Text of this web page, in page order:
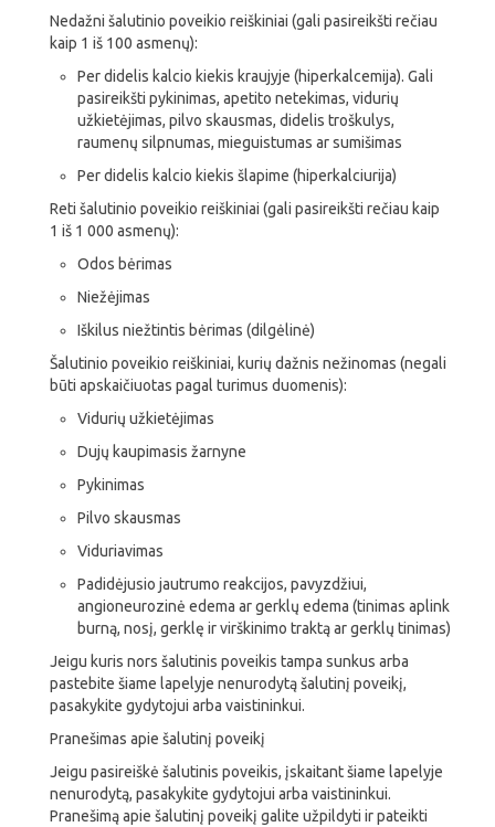
Nedažni šalutinio poveikio reiškiniai (gali pasireikšti rečiau
kaip 1 iš 100 asmenų):
Per didelis kalcio kiekis kraujyje (hiperkalcemija). Gali
pasireikšti pykinimas, apetito netekimas, vidurių
užkietėjimas, pilvo skausmas, didelis troškulys,
raumenų silpnumas, mieguistumas ar sumišimas
Per didelis kalcio kiekis šlapime (hiperkalciurija)
Reti šalutinio poveikio reiškiniai (gali pasireikšti rečiau kaip
1 iš 1 000 asmenų):
Odos bėrimas
Niežėjimas
Iškilus niežtintis bėrimas (dilgėlinė)
Šalutinio poveikio reiškiniai, kurių dažnis nežinomas (negali
būti apskaičiuotas pagal turimus duomenis):
Vidurių užkietėjimas
Dujų kaupimasis žarnyne
Pykinimas
Pilvo skausmas
Viduriavimas
Padidėjusio jautrumo reakcijos, pavyzdžiui,
angioneurozinė edema ar gerklų edema (tinimas aplink
burną, nosį, gerklę ir virškinimo traktą ar gerklų tinimas)
Jeigu kuris nors šalutinis poveikis tampa sunkus arba
pastebite šiame lapelyje nenurodytą šalutinį poveikį,
pasakykite gydytojui arba vaistininkui.
Pranešimas apie šalutinį poveikį
Jeigu pasireiškė šalutinis poveikis, įskaitant šiame lapelyje
nenurodytą, pasakykite gydytojui arba vaistininkui.
Pranešimą apie šalutinį poveikį galite užpildyti ir pateikti